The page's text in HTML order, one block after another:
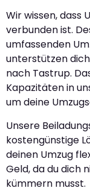
Wir wissen, dass
verbunden ist.
umfassenden
unterstützen
nach Tastrup.
Kapazitäten in
um deine
Unsere
kostengünstige
deinen Umzug
Geld, da du dich
kümmern musst.